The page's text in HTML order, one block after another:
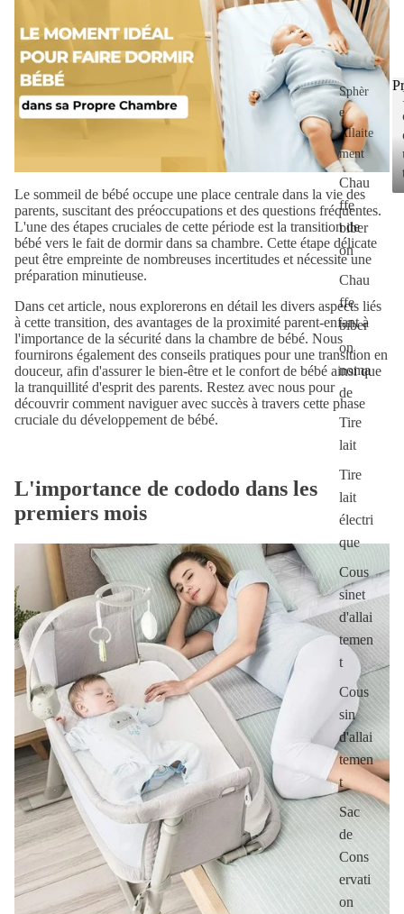
Sphèr
e
Allaite
ment
Chau
ffe
biber
on
Chau
ffe
biber
on
noma
de
Tire
lait
Tire
lait
électri
que
Cous
sinet
d'allai
temen
t
Cous
sin
d'allai
temen
t
Sac
de
Cons
ervati
on
Le sommeil de bébé occupe une place centrale dans la vie des
parents, suscitant des préoccupations et des questions fréquentes.
L'une des étapes cruciales de cette période est la transition de
bébé vers le fait de dormir dans sa chambre. Cette étape délicate
peut être empreinte de nombreuses incertitudes et nécessite une
préparation minutieuse.
Dans cet article, nous explorerons en détail les divers aspects liés
à cette transition, des avantages de la proximité parent-enfant à
l'importance de la sécurité dans la chambre de bébé. Nous
fournirons également des conseils pratiques pour une transition en
douceur, afin d'assurer le bien-être et le confort de bébé ainsi que
la tranquillité d'esprit des parents. Restez avec nous pour
découvrir comment naviguer avec succès à travers cette phase
cruciale du développement de bébé.
L'importance de cododo dans les
premiers mois